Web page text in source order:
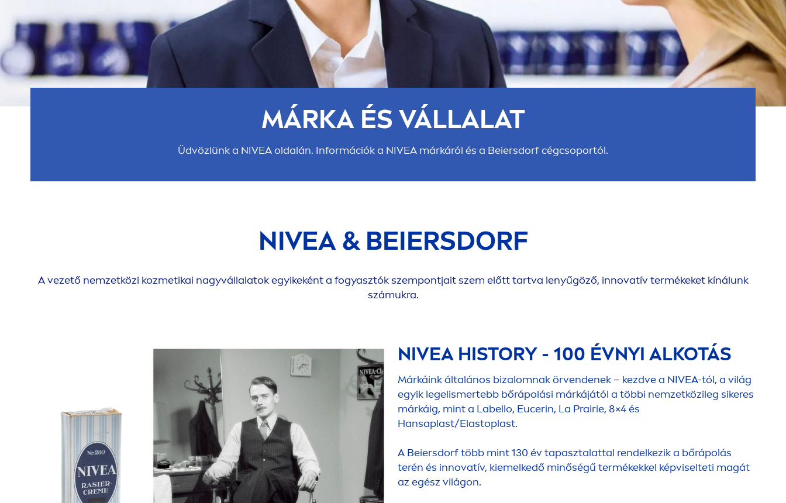
MÁRKA ÉS VÁLLALAT
Üdvözlünk a NIVEAoldalán. Információk a NIVEA márkáról és a Beiersdorf cégcsoportól.
NIVEA& BEIERSDORF
A vezető nemzetközi kozmetikai nagyvállalatok egyikeként a fogyasztók szempontjait szem előtt tartva lenyűgöző, innovatív termékeket kínálunk
számukra.
NIVEAHISTORY - 100 ÉVNYI ALKOTÁS
Márkáink általános bizalomnak örvendenek – kezdve a NIVEA-tól, a világ
egyik legelismertebb bőrápolási márkájától a többi nemzetközileg sikeres
márkáig, mint a Labello, Eucerin, La Prairie, 8×4 és
Hansaplast/Elastoplast.
A Beiersdorf több mint 130 év tapasztalattal rendelkezik a bőrápolás
terén és innovatív, kiemelkedő minőségű termékekkel képviselteti magát
az egész világon.